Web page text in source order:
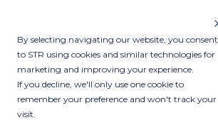
By selecting navigating our website, you consent
to STR using cookies and similar technologies for
marketing and improving your experience.
If you decline, we'll only use one cookie to
remember your preference and won't track your
visit.